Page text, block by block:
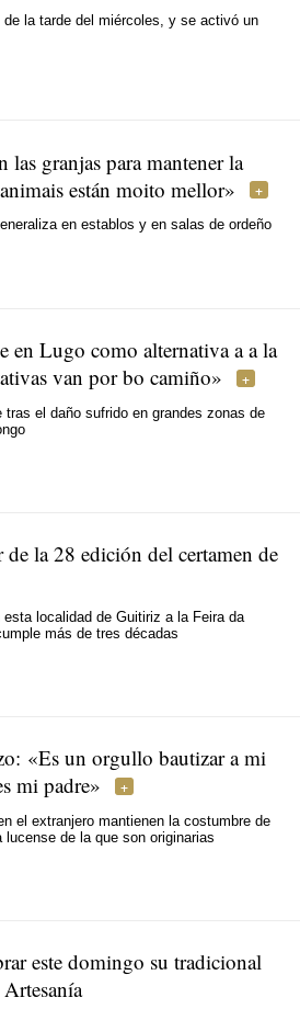
la tarde del miércoles, y se activó un
granjas para mantener la
están moito mellor»
en establos y en salas de ordeño
en Lugo como alternativa a a la
van por bo camiño»
el daño sufrido en grandes zonas de
la 28 edición del certamen de
localidad de Guitiriz a la Feira da
más de tres décadas
«Es un orgullo bautizar a mi
mi padre»
el extranjero mantienen la costumbre de
de la que son originarias
este domingo su tradicional